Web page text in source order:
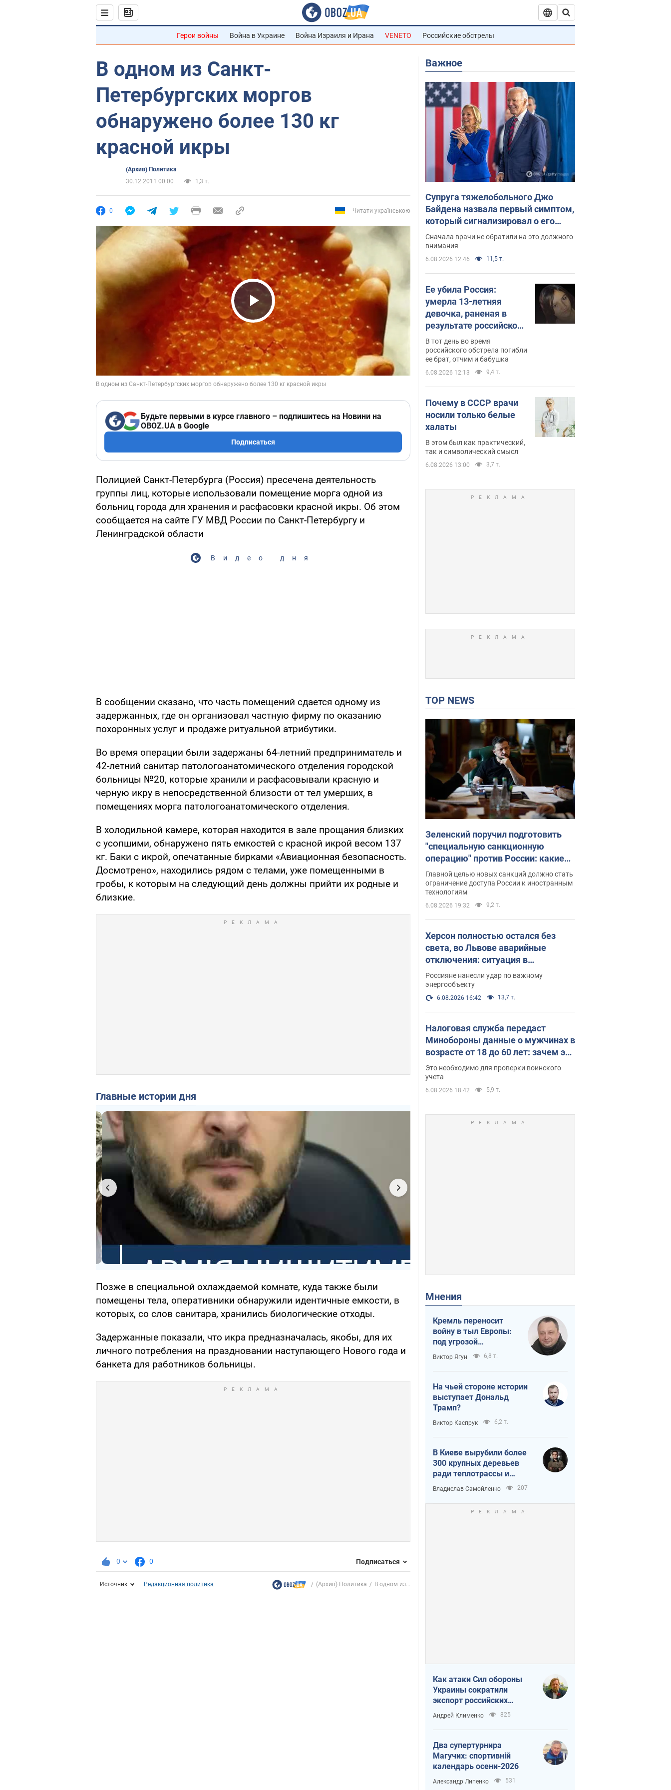
Герои войны Война в Украине Война Израиля и Ирана VENETO Российские обстрелы
В одном из Санкт-
Петербургских моргов
обнаружено более 130 кг
красной икры
(Архив) Политика
30.12.2011 00:00
1,3 т.
0 Читати українською
Play Video
Будьте первыми в курсе главного – подпишитесь на Новини на
OBOZ.UA в Google
Подписаться
Полицией Санкт-Петербурга (Россия) пресечена деятельность
группы лиц, которые использовали помещение морга одной из
больниц города для хранения и расфасовки красной икры. Об этом
сообщается на сайте ГУ МВД России по Санкт-Петербургу и
Ленинградской области
Видео дня
В сообщении сказано, что часть помещений сдается одному из
задержанных, где он организовал частную фирму по оказанию
похоронных услуг и продаже ритуальной атрибутики.
Во время операции были задержаны 64-летний предприниматель и
42-летний санитар патологоанатомического отделения городской
больницы №20, которые хранили и расфасовывали красную и
черную икру в непосредственной близости от тел умерших, в
помещениях морга патологоанатомического отделения.
В холодильной камере, которая находится в зале прощания близких
с усопшими, обнаружено пять емкостей с красной икрой весом 137
кг. Баки с икрой, опечатанные бирками «Авиационная безопасность.
Досмотрено», находились рядом с телами, уже помещенными в
гробы, к которым на следующий день должны прийти их родные и
близкие.
Главные истории дня
Позже в специальной охлаждаемой комнате, куда также были
помещены тела, оперативники обнаружили идентичные емкости, в
которых, со слов санитара, хранились биологические отходы.
Задержанные показали, что икра предназначалась, якобы, для их
личного потребления на праздновании наступающего Нового года и
банкета для работников больницы.
0 0 Подписаться
Источник Редакционная политика (Архив) Политика В одном из...
Важное
Супруга тяжелобольного Джо
Байдена назвала первый симптом,
который сигнализировал о его
"агрессивном" раке
Сначала врачи не обратили на это должного
внимания
6.08.2026 12:46 11,5 т.
Ее убила Россия:
умерла 13-летняя
девочка, раненая в
результате российской
атаки на Сумскую
область. Фото
В тот день во время
российского обстрела погибли
ее брат, отчим и бабушка
6.08.2026 12:13 9,4 т.
Почему в СССР врачи
носили только белые
халаты
В этом был как практический,
так и символический смысл
6.08.2026 13:00 3,7 т.
TOP NEWS
Зеленский поручил подготовить
"специальную санкционную
операцию" против России: какие
задачи поставил президент. Фото
Главной целью новых санкций должно стать
ограничение доступа России к иностранным
технологиям
6.08.2026 19:32 9,2 т.
Херсон полностью остался без
света, во Львове аварийные
отключения: ситуация в
энергосистеме 6 августа
Россияне нанесли удар по важному
энергообъекту
6.08.2026 16:42 13,7 т.
Налоговая служба передаст
Минобороны данные о мужчинах в
возрасте от 18 до 60 лет: зачем это
нужно
Это необходимо для проверки воинского
учета
6.08.2026 18:42 5,9 т.
Мнения
Кремль переносит
войну в тыл Европы:
под угрозой
критическая
логистика
Виктор Ягун 6,8 т.
На чьей стороне истории
выступает Дональд
Трамп?
Виктор Каспрук 6,2 т.
В Киеве вырубили более
300 крупных деревьев
ради теплотрассы и
вопреки Генплану
Владислав Самойленко 207
Как атаки Сил обороны
Украины сократили
экспорт российских
нефтепродуктов
Андрей Клименко 825
Два супертурнира
Магучих: спортивній
календарь осени-2026
Александр Липенко 531